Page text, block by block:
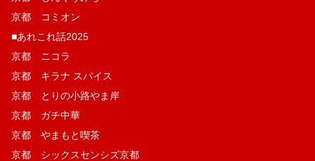
京都 コミオン
■あれこれ話2025
京都 ニコラ
京都 キラナ スパイス
京都 とりの小路やま岸
京都 ガチ中華
京都 やまもと喫茶
京都 シックスセンシズ京都